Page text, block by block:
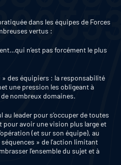
dans les équipes de Forces
vertus :
n’est pas forcément le plus
» des équipiers : la responsabilité
une pression les obligeant à
nombreux domaines.
au leader pour s’occuper de toutes
pour avoir une vision plus large et
(et sur son équipe), au
» de l’action limitant
l’ensemble du sujet et à